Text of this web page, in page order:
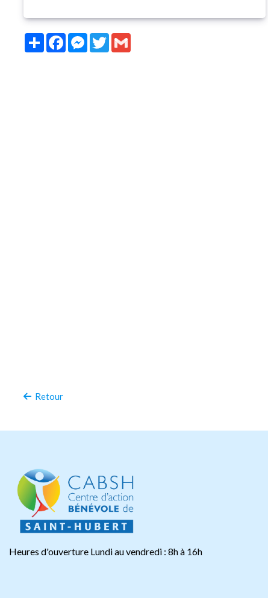
PartagerFacebookMessenger
Twitter
Retour
Heures d'ouverture Lundi au vendredi : 8h à 16h